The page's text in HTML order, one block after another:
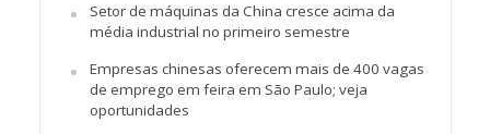
Setor de máquinas da China cresce acima da
média industrial no primeiro semestre
Empresas chinesas oferecem mais de 400 vagas
de emprego em feira em São Paulo; veja
oportunidades